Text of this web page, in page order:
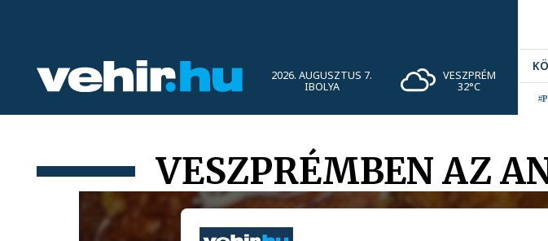
2026. AUGUSZTUS 7.
IBOLYA
VESZPRÉM
32°C
VESZPRÉMBEN AZ